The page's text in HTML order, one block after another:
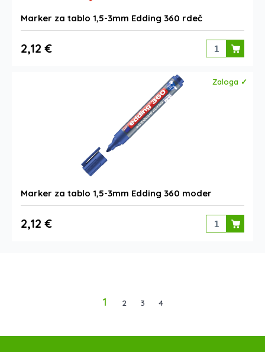
Marker za tablo 1,5-3mm Edding 360 rdeč
2,12 €
Zaloga ✓
Marker za tablo 1,5-3mm Edding 360 moder
2,12 €
1 2 3 4